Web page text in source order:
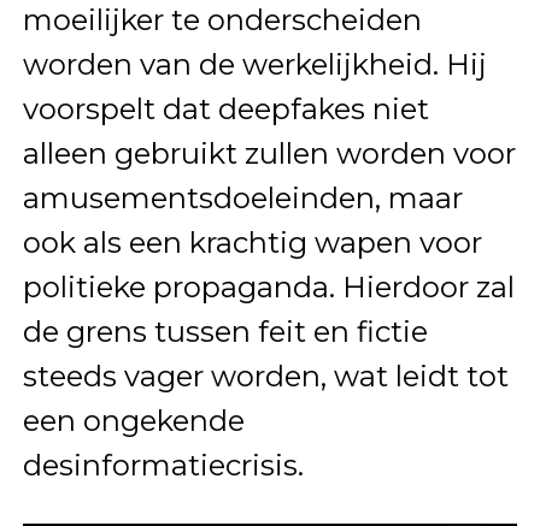
moeilijker te onderscheiden
worden van de werkelijkheid. Hij
voorspelt dat deepfakes niet
alleen gebruikt zullen worden voor
amusementsdoeleinden, maar
ook als een krachtig wapen voor
politieke propaganda. Hierdoor zal
de grens tussen feit en fictie
steeds vager worden, wat leidt tot
een ongekende
desinformatiecrisis.